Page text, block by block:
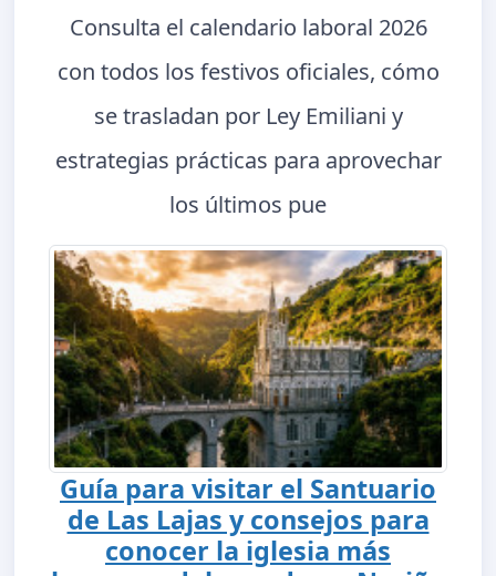
Consulta el calendario laboral 2026
con todos los festivos oficiales, cómo
se trasladan por Ley Emiliani y
estrategias prácticas para aprovechar
los últimos pue
Guía para visitar el Santuario
de Las Lajas y consejos para
conocer la iglesia más